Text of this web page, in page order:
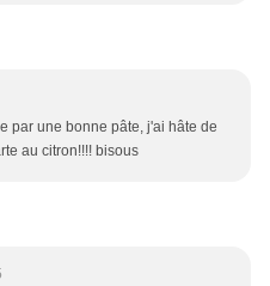
par une bonne pâte, j'ai hâte de
au citron!!!! bisous